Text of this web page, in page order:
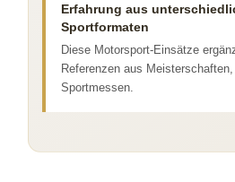
Erfahrung aus
Sportformaten
Diese Motorsport-Einsätze
Referenzen aus
Sportmessen.